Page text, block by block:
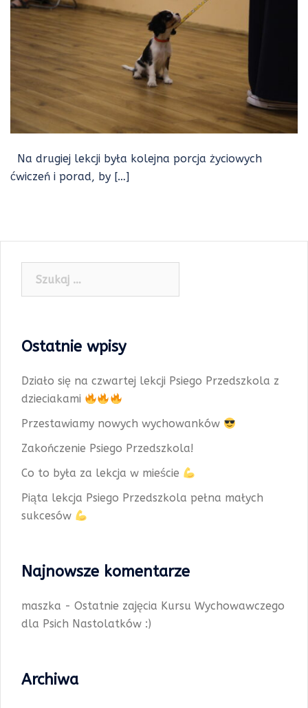
Na drugiej lekcji była kolejna porcja życiowych
ćwiczeń i porad, by […]
Ostatnie wpisy
Działo się na czwartej lekcji Psiego Przedszkola z
dzieciakami
Przestawiamy nowych wychowanków
Zakończenie Psiego Przedszkola!
Co to była za lekcja w mieście
Piąta lekcja Psiego Przedszkola pełna małych
sukcesów
Najnowsze komentarze
maszka - Ostatnie zajęcia Kursu Wychowawczego
dla Psich Nastolatków :)
Archiwa